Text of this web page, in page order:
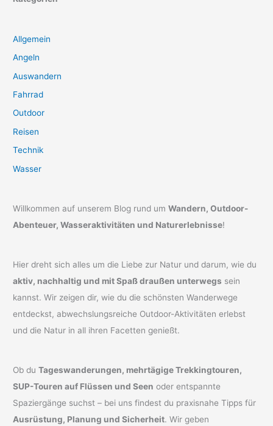
Allgemein
Angeln
Auswandern
Fahrrad
Outdoor
Reisen
Technik
Wasser
Willkommen auf unserem Blog rund umWandern, Outdoor-
Abenteuer, Wasseraktivitäten und Naturerlebnisse!
Hier dreht sich alles um die Liebe zur Natur und darum, wie du
aktiv, nachhaltig und mit Spaß draußen unterwegs sein
kannst. Wir zeigen dir, wie du die schönsten Wanderwege
entdeckst, abwechslungsreiche Outdoor-Aktivitäten erlebst
und die Natur in all ihren Facetten genießt.
Ob duTageswanderungen, mehrtägige Trekkingtouren,
SUP-Touren auf Flüssen und Seen oder entspannte
Spaziergänge suchst – bei uns findest du praxisnahe Tipps für
Ausrüstung, Planung und Sicherheit. Wir geben